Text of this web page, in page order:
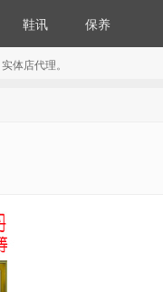
鞋讯 保养
体店代理。